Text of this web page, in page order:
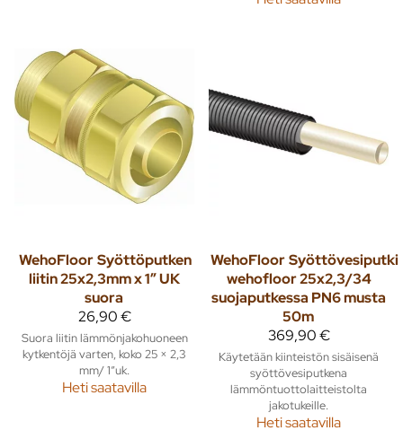
WehoFloorSyöttöputken
liitin 25x2,3mm x 1” UK
suora
26,90 €
Suora liitin lämmönjakohuoneen
kytkentöjä varten, koko 25 × 2,3
mm/ 1”uk.
Heti saatavilla
WehoFloorSyöttövesiputki
wehofloor 25x2,3/34
suojaputkessa PN6 musta
50m
369,90 €
Käytetään kiinteistön sisäisenä
syöttövesiputkena
lämmöntuottolaitteistolta
jakotukeille.
Heti saatavilla